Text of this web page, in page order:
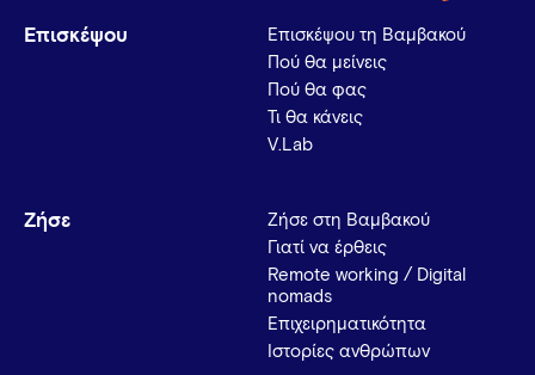
Επισκέψου
Επισκέψου τη Βαμβακού
Πού θα μείνεις
Πού θα φας
Τι θα κάνεις
V.Lab
Ζήσε
Ζήσε στη Βαμβακού
Γιατί να έρθεις
Remote working / Digital
nomads
Επιχειρηματικότητα
Ιστορίες ανθρώπων